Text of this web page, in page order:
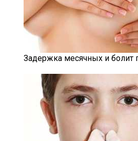
Задержка месячных и болит